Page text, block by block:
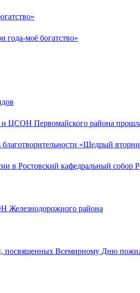
моё богатство»
ЦСОН Первомайского района
«Щедрый
в Ростовский кафедральный собор
Железнодорожного района
посвященных Всемирному Дню